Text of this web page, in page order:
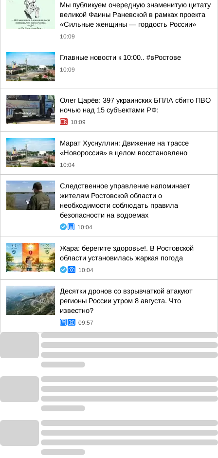
Мы публикуем очередную знаменитую цитату
великой Фаины Раневской в рамках проекта
«Сильные женщины — гордость России»
10:09
Главные новости к 10:00.. #вРостове
10:09
Олег Царёв: 397 украинских БПЛА сбито ПВО
ночью над 15 субъектами РФ:
10:09
Марат Хуснуллин: Движение на трассе
«Новороссия» в целом восстановлено
10:04
Следственное управление напоминает
жителям Ростовской области о
необходимости соблюдать правила
безопасности на водоемах
10:04
Жара: берегите здоровье!. В Ростовской
области установилась жаркая погода
10:04
Десятки дронов со взрывчаткой атакуют
регионы России утром 8 августа. Что
известно?
09:57